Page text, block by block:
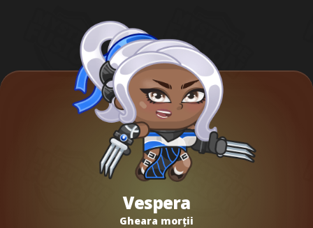
Vespera
Gheara morții